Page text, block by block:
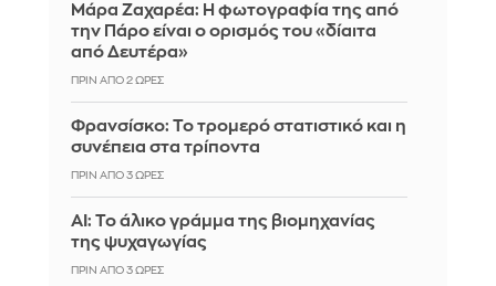
Μάρα Ζαχαρέα: Η φωτογραφία της από
την Πάρο είναι ο ορισμός του «δίαιτα
από Δευτέρα»
ΠΡΙΝ ΑΠΌ 2 ΏΡΕΣ
Φρανσίσκο: Το τρομερό στατιστικό και η
συνέπεια στα τρίποντα
ΠΡΙΝ ΑΠΌ 3 ΏΡΕΣ
AI: Το άλικο γράμμα της βιομηχανίας
της ψυχαγωγίας
ΠΡΙΝ ΑΠΌ 3 ΏΡΕΣ